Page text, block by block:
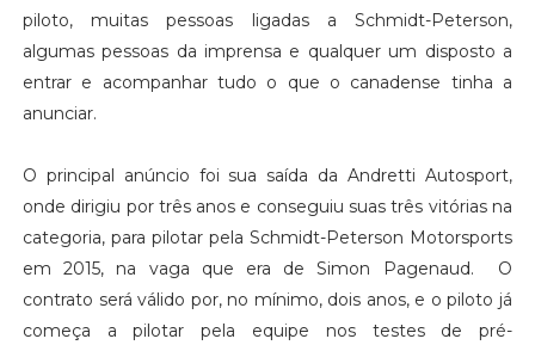
piloto, muitas pessoas ligadas a Schmidt-Peterson,
algumas pessoas da imprensa e qualquer um disposto a
entrar e acompanhar tudo o que o canadense tinha a
anunciar.
O principal anúncio foi sua saída da Andretti Autosport,
onde dirigiu por três anos e conseguiu suas três vitórias na
categoria, para pilotar pela Schmidt-Peterson Motorsports
em 2015, na vaga que era de Simon Pagenaud. O
contrato será válido por, no mínimo, dois anos, e o piloto já
começa a pilotar pela equipe nos testes de pré-